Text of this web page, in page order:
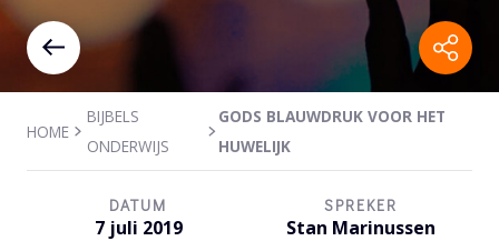
HOME
BIJBELS
ONDERWIJS
GODS BLAUWDRUK VOOR HET
HUWELIJK
DATUM
7 juli 2019
SPREKER
Stan Marinussen